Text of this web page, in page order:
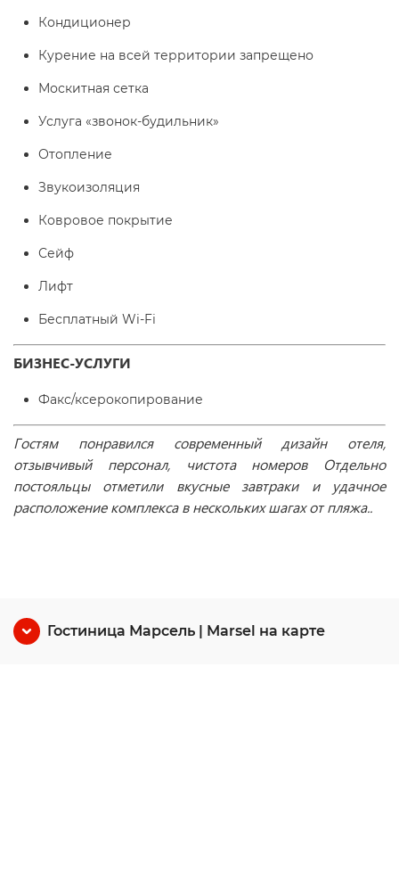
Кондиционер
Курение на всей территории запрещено
Москитная сетка
Услуга «звонок-будильник»
Отопление
Звукоизоляция
Ковровое покрытие
Сейф
Лифт
Бесплатный Wi-Fі
БИЗНЕС-УСЛУГИ
Факс/ксерокопирование
Гостям понравился современный дизайн отеля,
отзывчивый персонал, чистота номеров Отдельно
постояльцы отметили вкусные завтраки и удачное
расположение комплекса в нескольких шагах от пляжа..
Гостиница Марсель | Marsel на карте